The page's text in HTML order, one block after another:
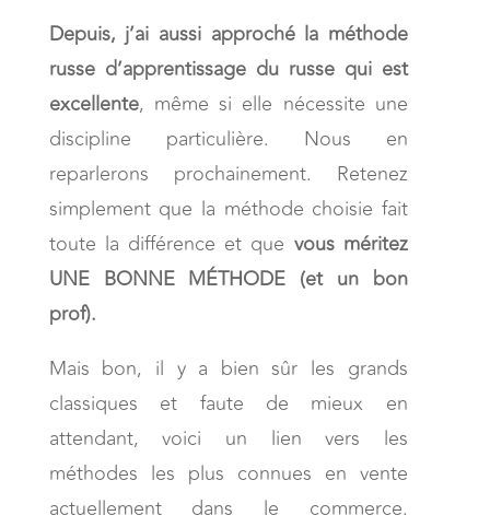
Depuis, j’ai aussi approché la méthode
russe d’apprentissage du russe qui est
excellente, même si elle nécessite une
discipline particulière. Nous en
reparlerons prochainement. Retenez
simplement que la méthode choisie fait
toute la différence et que vous méritez
UNE BONNE MÉTHODE (et un bon
prof).
Mais bon, il y a bien sûr les grands
classiques et faute de mieux en
attendant, voici un lien vers les
méthodes les plus connues en vente
actuellement dans le commerce.